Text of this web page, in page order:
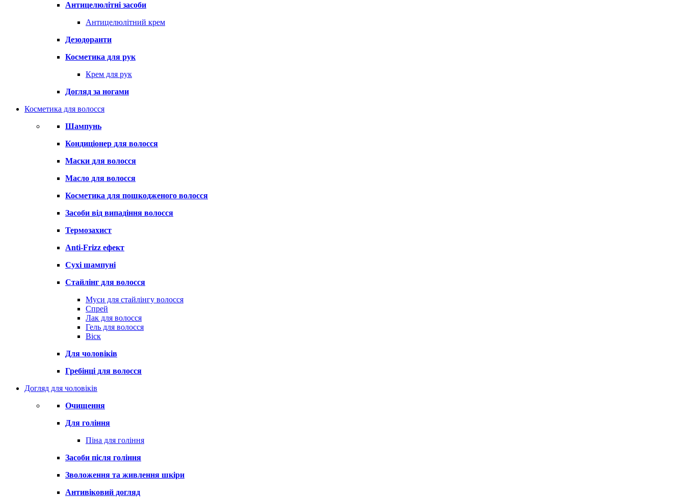
Антицелюлітні засоби
Антицелюлітний крем
Дезодоранти
Косметика для рук
Крем для рук
Догляд за ногами
Косметика для волосся
Шампунь
Кондиціонер для волосся
Маски для волосся
Масло для волосся
Косметика для пошкодженого волосся
Засоби від випадіння волосся
Термозахист
Anti-Frizz ефект
Сухі шампуні
Стайлінг для волосся
Муси для стайлінгу волосся
Спрей
Лак для волосся
Гель для волосся
Віск
Для чоловіків
Гребінці для волосся
Догляд для чоловіків
Очищення
Для гоління
Піна для гоління
Засоби після гоління
Зволоження та живлення шкіри
Антивіковий догляд